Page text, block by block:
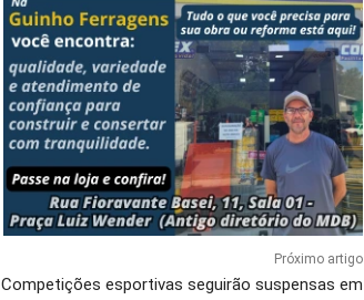
Próximo artigo
Competições esportivas seguirão suspensas em